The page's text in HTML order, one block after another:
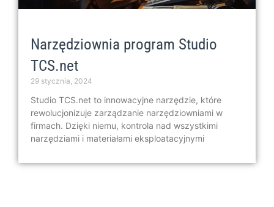
Narzędziownia program Studio
TCS.net
29 stycznia, 2024
Studio TCS.net to innowacyjne narzędzie, które
rewolucjonizuje zarządzanie narzędziowniami w
firmach. Dzięki niemu, kontrola nad wszystkimi
narzędziami i materiałami eksploatacyjnymi